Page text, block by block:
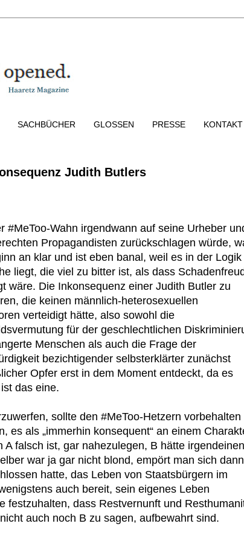
SACHBÜCHER GLOSSEN PRESSE KONTAKT
Judith Butlers
#MeToo-Wahn irgendwann auf seine Urheber
Propagandisten zurückschlagen würde,
an klar und ist eben banal, weil es in der Logik
liegt, die viel zu bitter ist, als dass
wäre. Die Inkonsequenz einer Judith Butler zu
die keinen männlich-heterosexuellen
verteidigt hätte, also sowohl die
für der geschlechtlichen
Menschen als auch die Frage der
bezichtigender selbsterklärter zunächst
Opfer erst in dem Moment entdeckt, da es
das eine.
sollte den #MeToo-Hetzern vorbehalten
es als „immerhin konsequent“ an einem
falsch ist, gar nahezulegen, B hätte irgendeinen
war ja gar nicht blond, empört man sich
hatte, das Leben von Staatsbürgern im
auch bereit, sein eigenes Leben
festzuhalten, dass Restvernunft und
auch noch B zu sagen, aufbewahrt sind.